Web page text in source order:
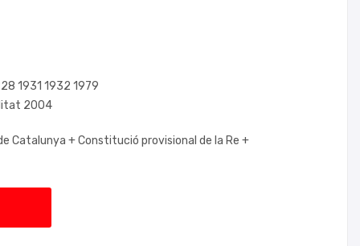
1931 1932 1979
2004
Catalunya +Constitució provisional de la Re +